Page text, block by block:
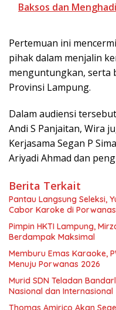
Baksos dan
Pertemuan ini
pihak dalam menjalin
menguntungkan, serta
Provinsi Lampung.
Dalam audiensi
Andi S Panjaitan, Wira
Kerjasama Segan P
Ariyadi Ahmad dan
Berita Terkait
Pantau Langsung Seleksi,
Cabor Karoke di
Pimpin HKTI Lampung,
Berdampak Maksimal
Memburu Emas Karaoke,
Menuju Porwanas 2026
Murid SDN Teladan
Nasional dan Internasional